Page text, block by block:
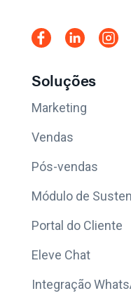
Soluções
Marketing
Vendas
Pós-vendas
Módulo de
Portal do Cliente
Eleve Chat
Integração